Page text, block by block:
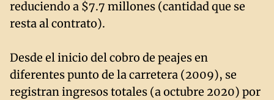
reduciendo a $7.7 millones (cantidad que se
resta al contrato).
Desde el inicio del cobro de peajes en
diferentes punto de la carretera (2009), se
registran ingresos totales (a octubre 2020) por